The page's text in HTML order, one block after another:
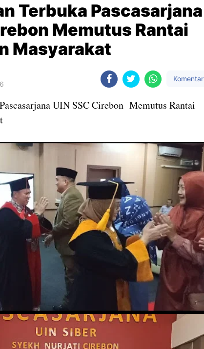
Terbuka Pascasarjana
Memutus Rantai
Masyarakat
Komentar
UIN SSC Cirebon Memutus Rantai